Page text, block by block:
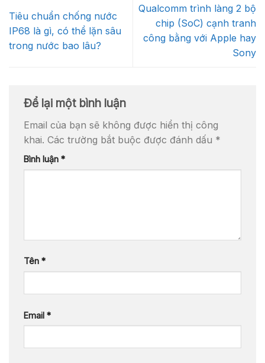
Tiêu chuẩn chống nước
IP68 là gì, có thể lặn sâu
trong nước bao lâu?
Qualcomm trình làng 2 bộ
chip (SoC) cạnh tranh
công bằng với Apple hay
Sony
Để lại một bình luận
Email của bạn sẽ không được hiển thị công
khai. Các trường bắt buộc được đánh dấu *
Bình luận *
Tên *
Email *